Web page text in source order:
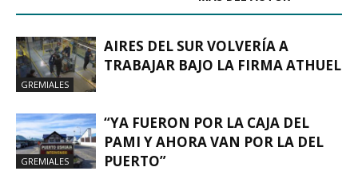
GREMIALES
AIRES DEL SUR VOLVERÍA A
TRABAJAR BAJO LA FIRMA ATHUEL
GREMIALES
“YA FUERON POR LA CAJA DEL
PAMI Y AHORA VAN POR LA DEL
PUERTO”